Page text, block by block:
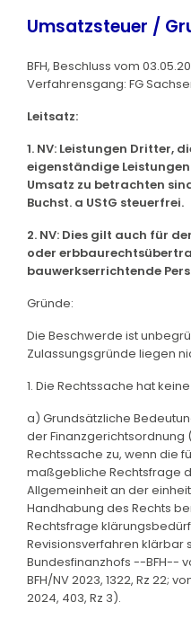
Umsatzsteuer /
BFH, Beschluss vom
Verfahrensgang: FG
Leitsatz:
1. NV: Leistungen Dritter,
eigenständige
Umsatz zu betrachten
Buchst. a UStG steuerfrei.
2. NV: Dies gilt auch für
oder
bauwerkserrichtende
Gründe:
Die Beschwerde ist
Zulassungsgründe liegen
1. Die Rechtssache hat
a) Grundsätzliche
der Finanzgerichtsordnung
Rechtssache zu, wenn die
maßgebliche Rechtsfrage
Allgemeinheit an der
Handhabung des Rechts
Rechtsfrage
Revisionsverfahren klärbar
Bundesfinanzhofs --BFH--
BFH/NV 2023, 1322, Rz 22;
2024, 403, Rz 3).